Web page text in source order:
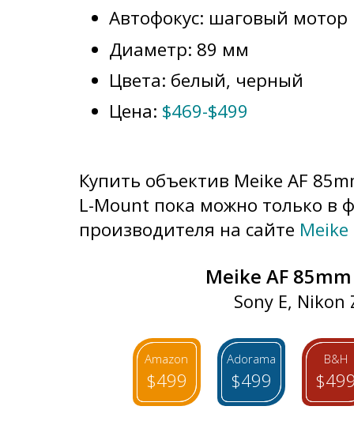
Автофокус: шаговый мотор
Диаметр: 89 мм
Цвета: белый, черный
Цена: $469-$499
Купить объектив Meike AF
L-Mount пока можно только в
производителя на сайте
Meike AF
Sony E, Nikon
Amazon
$499
Adorama
$499
B&H